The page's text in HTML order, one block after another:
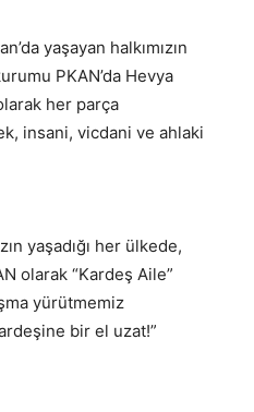
yaşayan halkımızın
PKAN’da Hevya
her parça
insani, vicdani ve ahlaki
yaşadığı her ülkede,
olarak “Kardeş Aile”
yürütmemiz
bir el uzat!”